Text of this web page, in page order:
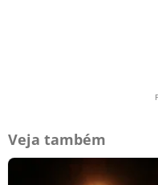
Veja também